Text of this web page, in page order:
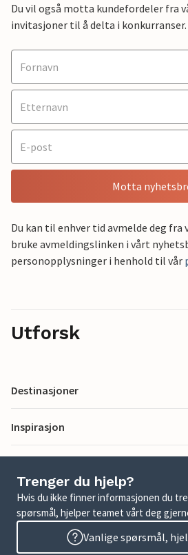
Du vil også motta kundefordeler fra
invitasjoner til å delta i konkurranser.
Motta
Du kan til enhver tid avmelde deg fra
bruke avmeldingslinken i vårt
personopplysninger i henhold til vår
Utforsk
Destinasjoner
Inspirasjon
Trenger du hjelp?
Hvis du ikke finner informasjonen du
spørsmål, hjelper teamet vårt deg
Vanlige spørsmål,